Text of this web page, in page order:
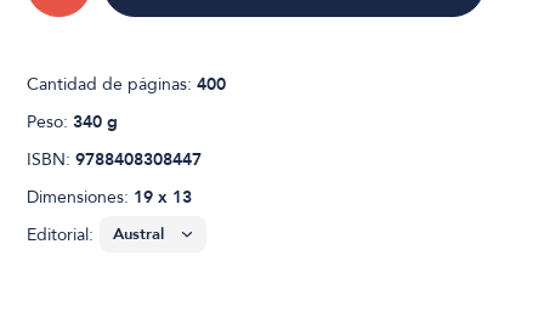
Cantidad de páginas:400
Peso:340 g
ISBN:9788408308447
Dimensiones: 19 x 13
Editorial: